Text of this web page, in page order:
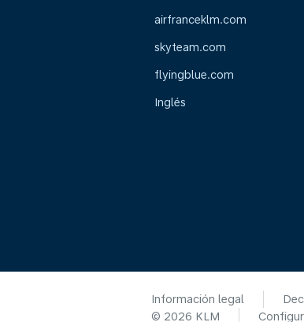
airfranceklm.com
skyteam.com
flyingblue.com
Inglés
Información legal
© 2026 KLM